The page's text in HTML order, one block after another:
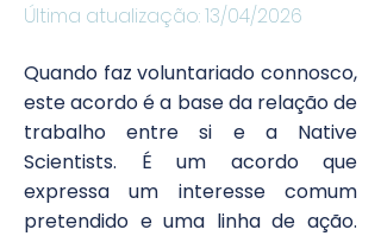
Última atualização: 13/04/2026
Quando faz voluntariado connosco,
este acordo é a base da relação de
trabalho entre si e a Native
Scientists. É um acordo que
expressa um interesse comum
pretendido e uma linha de ação.